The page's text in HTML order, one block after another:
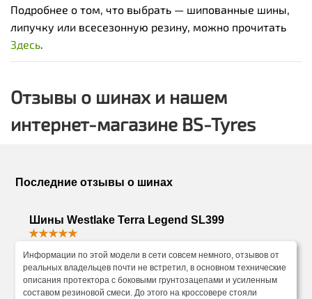
Подробнее о том, что выбрать — шипованные шины,
липучку или всесезонную резину, можно прочитать
Здесь.
Отзывы о шинах и нашем
интернет-магазине BS-Tyres
Последние отзывы о шинах
Шины Westlake Terra Legend SL399
Информации по этой модели в сети совсем немного, отзывов от
реальных владельцев почти не встретил, в основном технические
описания протектора с боковыми грунтозацепами и усиленным
составом резиновой смеси. До этого на кроссовере стояли